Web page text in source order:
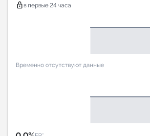
lock в первые 24 часа
Временно отсутствуют данные